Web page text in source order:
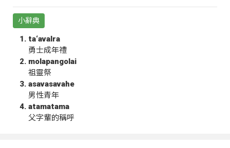
小辭典
ta‘avalra
勇士成年禮
molapangolai
祖靈祭
asavasavahe
男性青年
atamatama
父字輩的稱呼